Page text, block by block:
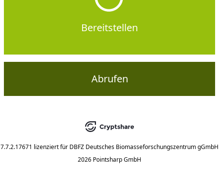
Bereitstellen
Abrufen
7.7.2.17671 lizenziert für DBFZ Deutsches Biomasseforschungszentrum gGmbH
2026 Pointsharp GmbH